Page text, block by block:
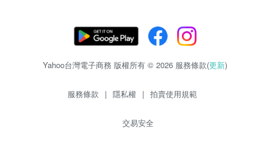
Yahoo台灣電子商務 版權所有 © 2026 服務條款(更新)
服務條款 | 隱私權 | 拍賣使用規範
交易安全